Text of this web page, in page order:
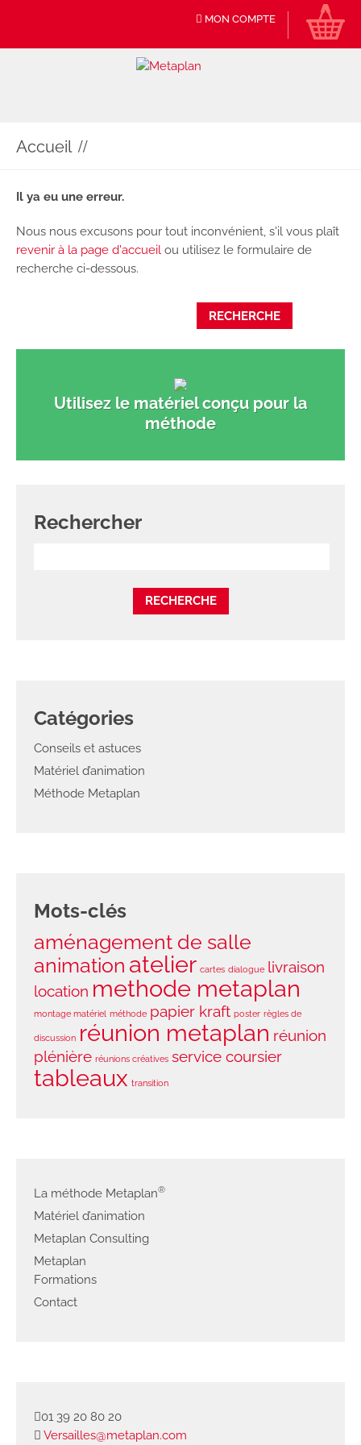
MON COMPTE
Accueil
Il ya eu une erreur.
Nous nous excusons pour tout inconvénient, s'il vous plaît
revenir à la page d'accueil ou utilisez le formulaire de
recherche ci-dessous.
Utilisez le matériel conçu pour la
méthode
Rechercher
Catégories
Conseils et astuces
Matériel d’animation
Méthode Metaplan
Mots-clés
aménagement de salle
animation atelier cartes dialogue livraison
location methode metaplan
montage matériel méthode papier kraft poster règles de
discussion réunion metaplan réunion
plénière réunions créatives service coursier
tableaux transition
La méthode Metaplan®
Matériel d’animation
Metaplan Consulting
Metaplan
Formations
Contact
01 39 20 80 20
Versailles@metaplan.com